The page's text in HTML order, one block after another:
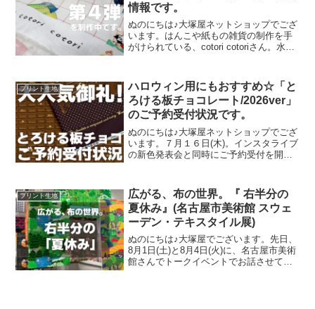
情報です。
ぬのにちは♪大塚屋ネットショップでござ
います。はんこや紙もの雑貨の制作を手
がけられている、cotori cotoriさん。水彩
開されています。cotori cotori
プリント生地
ハロウィン用にもおすすめ☆「と
ろける板チョコレート/2026ver」
のご予約受付状況です。
ぬのにちは♪大塚屋ネットショップでござ
います。７月１６日(木)。インスタライブ
の新色発表会と同時にご予約受付を開始
ョン。「復刻カラー３色」と「新色３
色」の全６色にて展
プリント生地
広がる、布の世界。『 右半分の
夏休み』(名古屋市美術館 スウェ
ーデン・テキスタイル展)
ぬのにちは♪大塚屋でございます。先日、
8月1日(土)と8月4日(火)に、名古屋市美術
館さんでトークイベントでお話させてい